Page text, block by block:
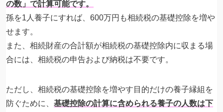
の数 」で計算可能です。
孫を1人養子にすれば、600万円も相続税の基礎控除を増や
せます。
また、相続財産の合計額が相続税の基礎控除内に収まる場
合には、相続税の申告および納税は不要です。
ただし、相続税の基礎控除を増やす目的だけの養子縁組を
防ぐために、 基礎控除の計算に含められる養子の人数は下